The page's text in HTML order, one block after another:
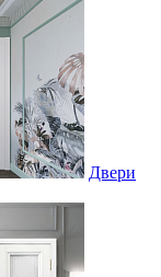
Двери